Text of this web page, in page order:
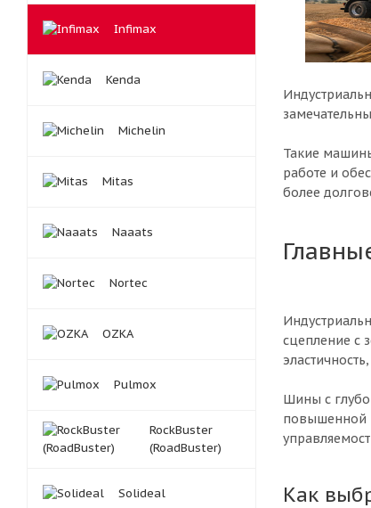
Такие
работе и
более
сцепление с
Шины с
повышенной
Как
Infimax
Kenda
Michelin
Mitas
Naaats
Nortec
OZKA
Pulmox
RockBuster
(RoadBuster)
Solideal